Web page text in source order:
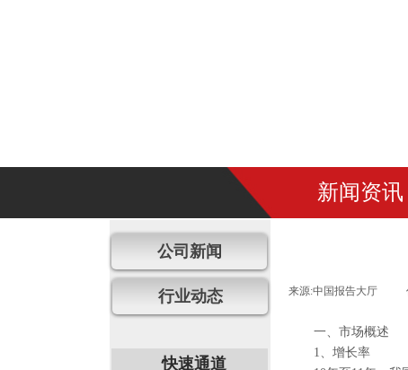
新闻资讯
来源:中国报告大厅
一、市场概述
1、增长率
公司新闻
行业动态
快速通道